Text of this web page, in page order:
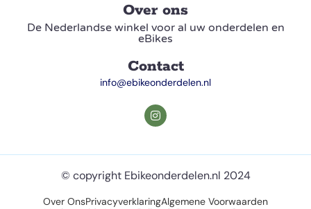
Over ons
De Nederlandse winkel voor al uw onderdelen en
eBikes
Contact
info@ebikeonderdelen.nl
© copyright Ebikeonderdelen.nl 2024
Over OnsPrivacyverklaringAlgemene Voorwaarden